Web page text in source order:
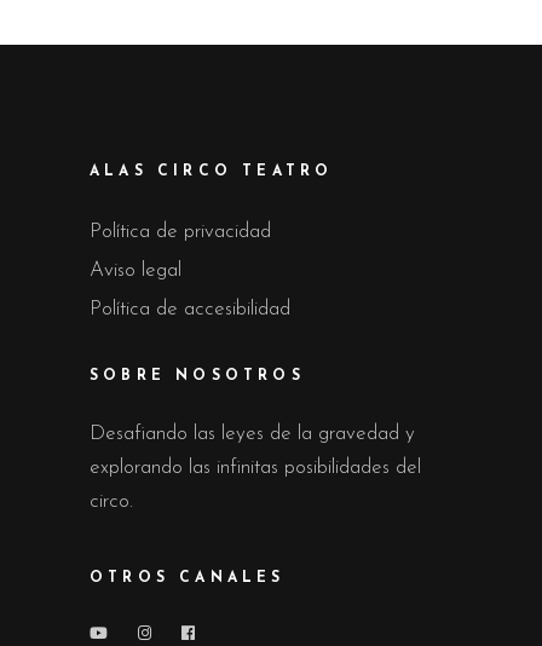
ALAS CIRCO TEATRO
Política de privacidad
Aviso legal
Política de accesibilidad
SOBRE NOSOTROS
Desafiando las leyes de la gravedad y
explorando las infinitas posibilidades del
circo.
OTROS CANALES